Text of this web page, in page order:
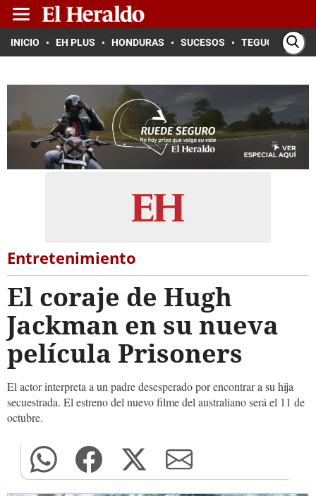
INICIO EH PLUS HONDURAS SUCESOS TEGUCIGALPA
Entretenimiento
El coraje de Hugh
Jackman en su nueva
película Prisoners
El actor interpreta a un padre desesperado por encontrar a su hija
secuestrada. El estreno del nuevo filme del australiano será el 11 de
octubre.